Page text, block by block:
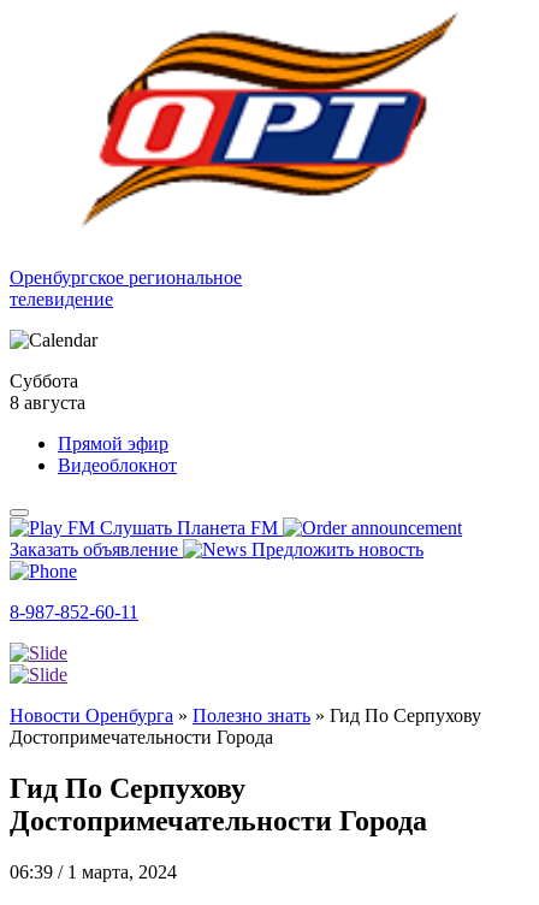
Оренбургское региональное
телевидение
Суббота
8 августа
Прямой эфир
Видеоблокнот
Слушать Планета FM
Заказать объявление
Предложить новость
8-987-852-60-11
Новости Оренбурга » Полезно знать » Гид По Серпухову
Достопримечательности Города
Гид По Серпухову
Достопримечательности Города
06:39 / 1 марта, 2024